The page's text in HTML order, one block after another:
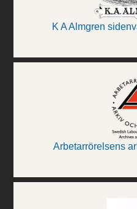
K A Almgren
Arbetarrörelsens